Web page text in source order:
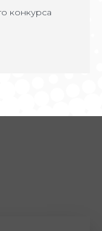
конкурса